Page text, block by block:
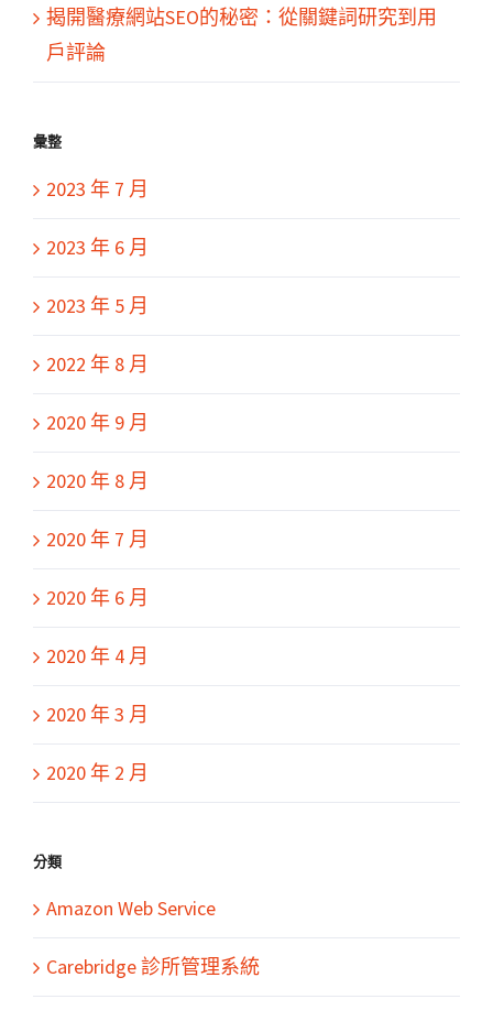
揭開醫療網站SEO的秘密：從關鍵詞研究到用
戶評論
彙整
2023 年 7 月
2023 年 6 月
2023 年 5 月
2022 年 8 月
2020 年 9 月
2020 年 8 月
2020 年 7 月
2020 年 6 月
2020 年 4 月
2020 年 3 月
2020 年 2 月
分類
Amazon Web Service
Carebridge 診所管理系統